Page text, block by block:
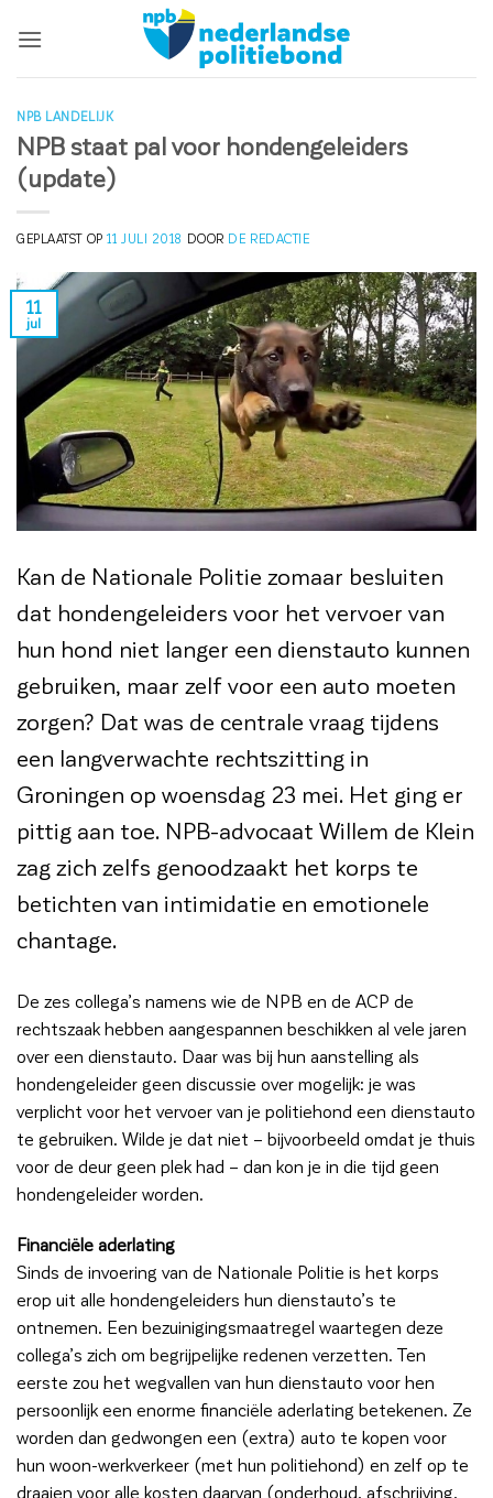
naar
NPB LANDELIJK
NPB staat pal voor hondengeleiders
(update)
GEPLAATST OP11 JULI 2018 DOOR DE REDACTIE
11
jul
Kan de Nationale Politie zomaar besluiten
dat hondengeleiders voor het vervoer van
hun hond niet langer een dienstauto kunnen
gebruiken, maar zelf voor een auto moeten
zorgen? Dat was de centrale vraag tijdens
een langverwachte rechtszitting in
Groningen op woensdag 23 mei. Het ging er
pittig aan toe. NPB-advocaat Willem de Klein
zag zich zelfs genoodzaakt het korps te
betichten van intimidatie en emotionele
chantage.
De zes collega’s namens wie de NPB en de ACP de
rechtszaak hebben aangespannen beschikken al vele jaren
over een dienstauto. Daar was bij hun aanstelling als
hondengeleider geen discussie over mogelijk: je was
verplicht voor het vervoer van je politiehond een dienstauto
te gebruiken. Wilde je dat niet – bijvoorbeeld omdat je thuis
voor de deur geen plek had – dan kon je in die tijd geen
hondengeleider worden.
Financiële aderlating
Sinds de invoering van de Nationale Politie is het korps
erop uit alle hondengeleiders hun dienstauto’s te
ontnemen. Een bezuinigingsmaatregel waartegen deze
collega’s zich om begrijpelijke redenen verzetten. Ten
eerste zou het wegvallen van hun dienstauto voor hen
persoonlijk een enorme financiële aderlating betekenen. Ze
worden dan gedwongen een (extra) auto te kopen voor
hun woon-werkverkeer (met hun politiehond) en zelf op te
draaien voor alle kosten daarvan (onderhoud, afschrijving,